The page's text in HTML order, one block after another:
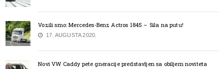
Vozili smo: Mercedes-Benz Actros 1845 – Sila na putu!
17. AUGUSTA 2020.
Novi VW Caddy pete gneracije predstavljen sa obiljem noviteta